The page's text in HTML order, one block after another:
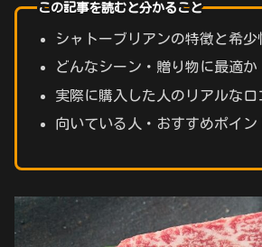
この記事を読むと分かること
シャトーブリアンの特徴と希少
どんなシーン・贈り物に最適か
実際に購入した人のリアルな口
向いている人・おすすめポイン